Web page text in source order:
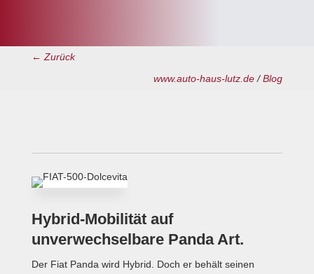
← Zurück
www.auto-haus-lutz.de/Blog
Hybrid-Mobilität auf
unverwechselbare Panda Art.
Der Fiat Panda wird Hybrid. Doch er behält seinen